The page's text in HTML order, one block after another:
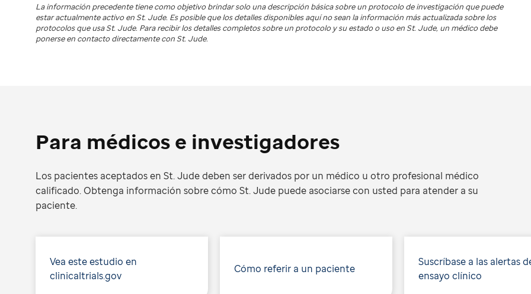
La información precedente tiene como objetivo brindar solo una descripción básica sobre un protocolo de investigación que puede
estar actualmente activo enSt. Jude. Es posible que los detalles disponibles aquí no sean la información más actualizada sobre los
protocolos que usaSt. Jude. Para recibir los detalles completos sobre un protocolo y su estado o uso enSt. Jude, un médico debe
ponerse en contacto directamente con St. Jude.
Para médicos e investigadores
Los pacientes aceptados en St. Jude deben ser derivados por un médico u otro profesional médico
calificado. Obtenga información sobre cómo St. Jude puede asociarse con usted para atender a su
paciente.
Vea este estudio en
clinicaltrials.gov
Cómo referir a un paciente
Suscríbase a las alertas
ensayo clínico